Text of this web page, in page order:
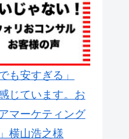
も安すぎる」
じています。お
マーケティング
横山浩之様